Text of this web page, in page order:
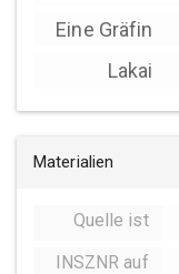
Eine Gräfin
Lakai
Materialien
Quelle ist
INSZNR auf